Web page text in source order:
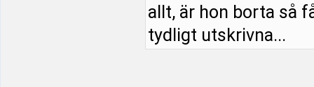
allt, är hon borta så
tydligt utskrivna...